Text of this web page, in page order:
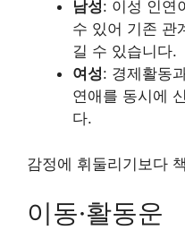
남성: 이성 인연
수 있어 기존 관
길 수 있습니다.
여성: 경제활동
연애를 동시에
다.
감정에 휘둘리기보다
이동·활동운